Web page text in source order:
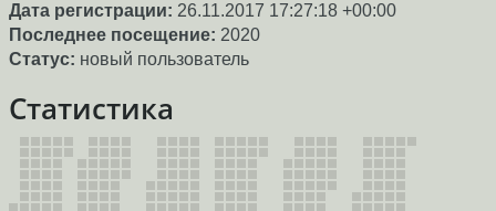
Дата регистрации: 26.11.2017 17:27:18 +00:00
Последнее посещение: 2020
Статус: новый пользователь
Статистика